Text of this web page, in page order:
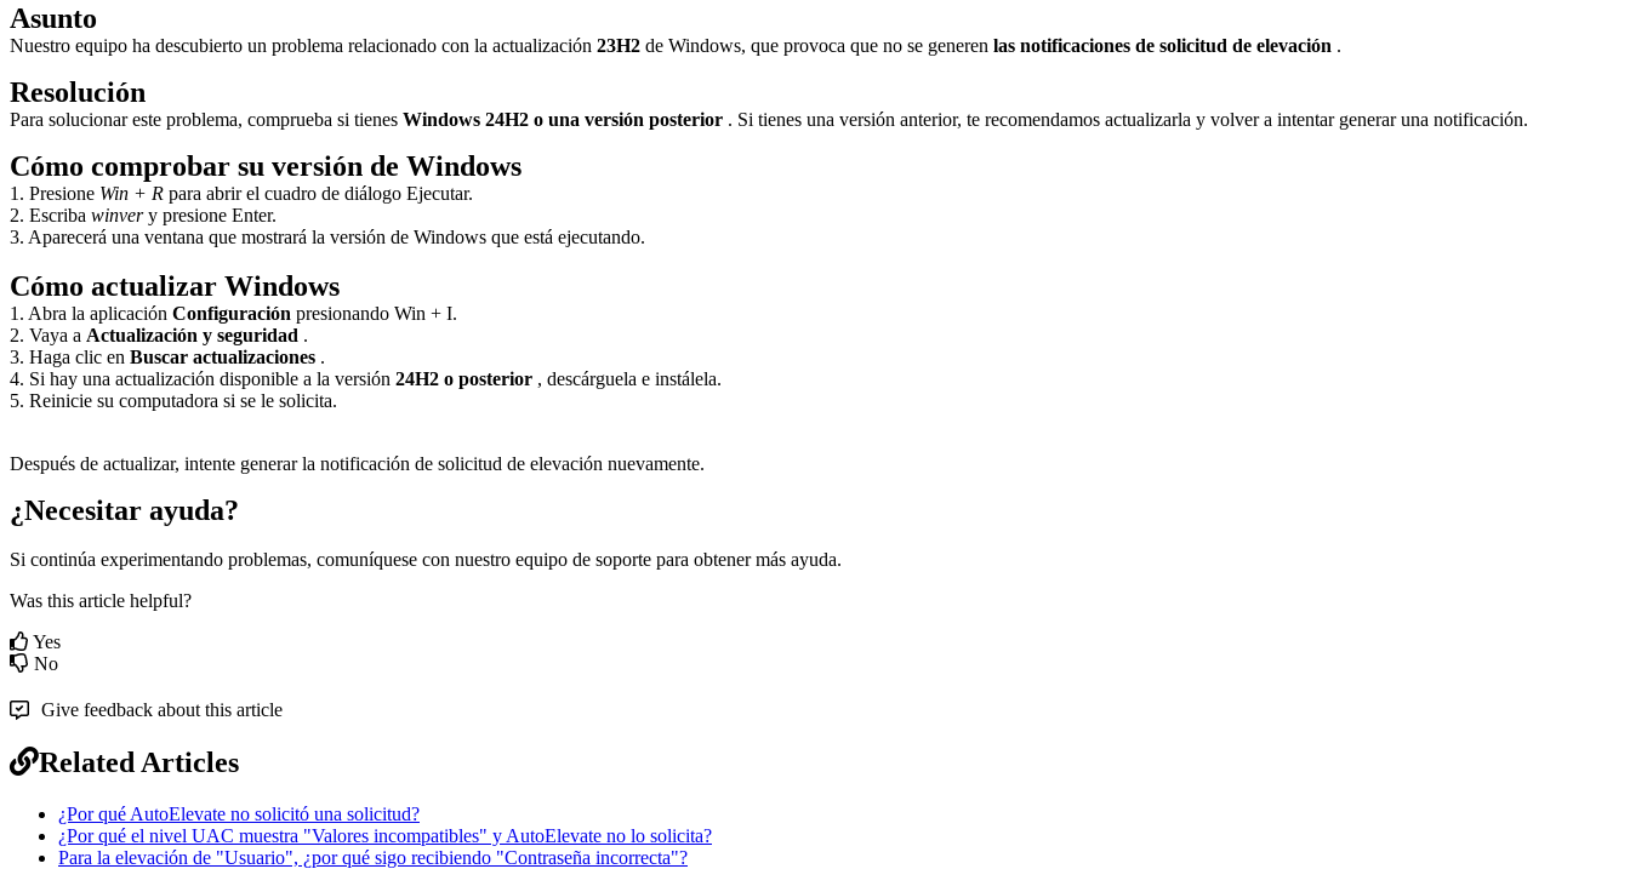
Asunto
Nuestro equipo ha descubierto un problema relacionado con la actualización 23H2 de Windows, que provoca que no se generen las notificaciones de solicitud de elevación .
Resolución
Para solucionar este problema, comprueba si tienes Windows 24H2 o una versión posterior . Si tienes una versión anterior, te recomendamos actualizarla y volver a intentar generar una notificación.
Cómo comprobar su versión de Windows
1 . Presione Win + R para abrir el cuadro de diálogo Ejecutar.
2. Escriba winver y presione Enter.
3. Aparecerá una ventana que mostrará la versión de Windows que está ejecutando.
Cómo actualizar Windows
1 . Abra la aplicación Configuración presionando Win + I.
2. Vaya a Actualización y seguridad .
3. Haga clic en Buscar actualizaciones .
4. Si hay una actualización disponible a la versión 24H2 o posterior , descárguela e instálela.
5. Reinicie su computadora si se le solicita.
Después de actualizar, intente generar la notificación de solicitud de elevación nuevamente.
¿Necesitar ayuda?
Si continúa experimentando problemas, comuníquese con nuestro equipo de soporte para obtener más ayuda.
Was this article helpful?
Yes
No
Give feedback about this article
Related Articles
¿Por qué AutoElevate no solicitó una solicitud?
¿Por qué el nivel UAC muestra "Valores incompatibles" y AutoElevate no lo solicita?
Para la elevación de "Usuario", ¿por qué sigo recibiendo "Contraseña incorrecta"?